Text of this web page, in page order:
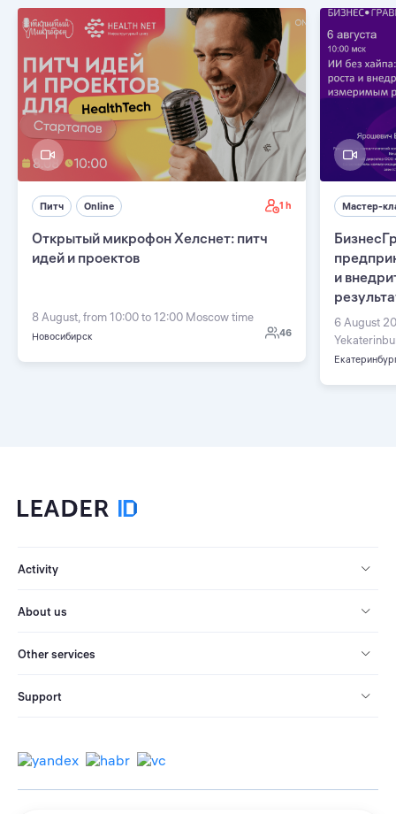
Питч Online 1 h
Открытый микрофон Хелснет: питч
идей и проектов
8 August, from 10:00 to 12:00 Moscow time
Новосибирск 46
Мастер-
и
6 August
Activity
About us
Other services
Support